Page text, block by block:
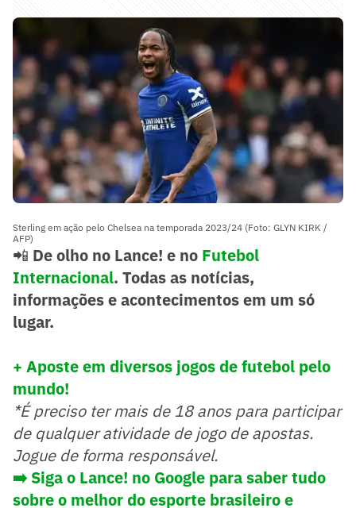
Sterling em ação pelo Chelsea na temporada 2023/24 (Foto: GLYN KIRK /
AFP)
📲 De olho no Lance! e no Futebol
Internacional. Todas as notícias,
informações e acontecimentos em um só
lugar.
+ Aposte em diversos jogos de futebol pelo
mundo!
*É preciso ter mais de 18 anos para participar
de qualquer atividade de jogo de apostas.
Jogue de forma responsável.
➡️ Siga o Lance! no Google para saber tudo
sobre o melhor do esporte brasileiro e